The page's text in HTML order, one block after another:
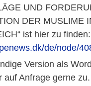
UND
DER MUSLIME
ist hier zu finden:
de/node/
Version als
auf Anfrage gerne zu.